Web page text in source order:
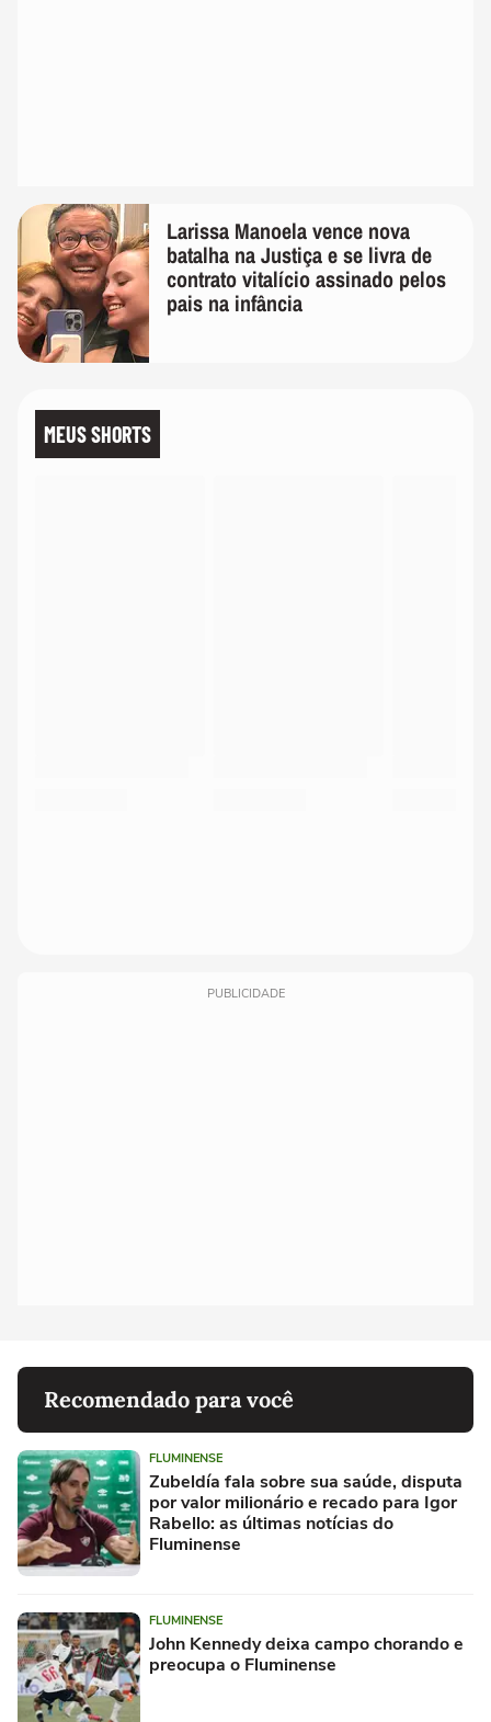
Larissa Manoela vence nova
batalha na Justiça e se livra de
contrato vitalício assinado pelos
pais na infância
MEUS SHORTS
PUBLICIDADE
Recomendado para você
FLUMINENSE
Zubeldía fala sobre sua saúde, disputa
por valor milionário e recado para Igor
Rabello: as últimas notícias do
Fluminense
FLUMINENSE
John Kennedy deixa campo chorando e
preocupa o Fluminense